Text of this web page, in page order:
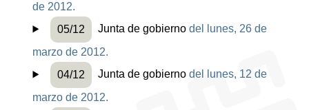
de 2012.
05/12
Junta de gobiernodel lunes, 26 de
marzo de 2012.
04/12
Junta de gobiernodel lunes, 12 de
marzo de 2012.